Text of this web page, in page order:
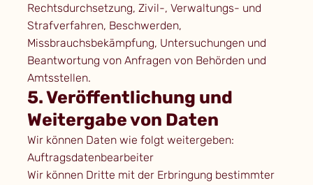
Rechtsdurchsetzung, Zivil-, Verwaltungs- und
Strafverfahren, Beschwerden,
Missbrauchsbekämpfung, Untersuchungen und
Beantwortung von Anfragen von Behörden und
Amtsstellen.
5. Veröffentlichung und
Weitergabe von Daten
Wir können Daten wie folgt weitergeben:
Auftragsdatenbearbeiter
Wir können Dritte mit der Erbringung bestimmter